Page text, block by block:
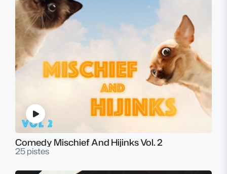
Comedy Mischief And Hijinks Vol. 2
25 pistes